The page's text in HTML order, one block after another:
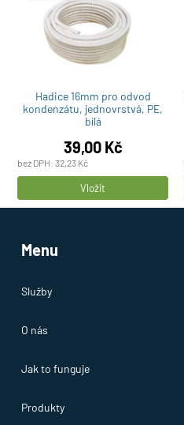
Hadice 16mm pro odvod
kondenzátu, jednovrstvá, PE,
bílá
39,00 Kč
bez DPH: 32,23 Kč
Počet
produktů
Vložit
Menu
Služby
O nás
Jak to funguje
Produkty